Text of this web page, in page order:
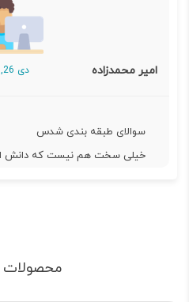
امیر محمدزاده دی 26, 1399
سوالای طبقه بندی شدس
خیلی سخت هم نیست که دانش
محصولات